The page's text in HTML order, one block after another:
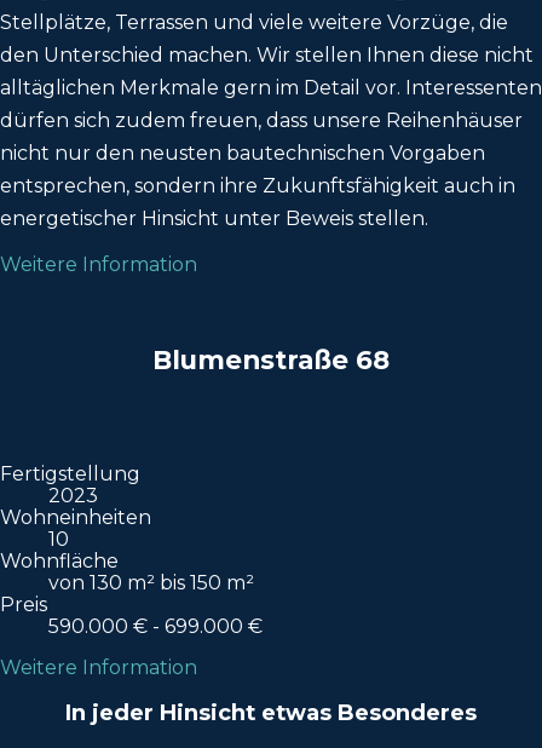
Stellplätze, Terrassen und viele weitere Vorzüge, die
den Unterschied machen. Wir stellen Ihnen diese nicht
alltäglichen Merkmale gern im Detail vor. Interessenten
dürfen sich zudem freuen, dass unsere Reihenhäuser
nicht nur den neusten bautechnischen Vorgaben
entsprechen, sondern ihre Zukunftsfähigkeit auch in
energetischer Hinsicht unter Beweis stellen.
Weitere Information
Blumenstraße 68
Fertigstellung
2023
Wohneinheiten
10
Wohnfläche
von 130 m² bis 150 m²
Preis
590.000 € - 699.000 €
Weitere Information
In jeder Hinsicht etwas Besonderes